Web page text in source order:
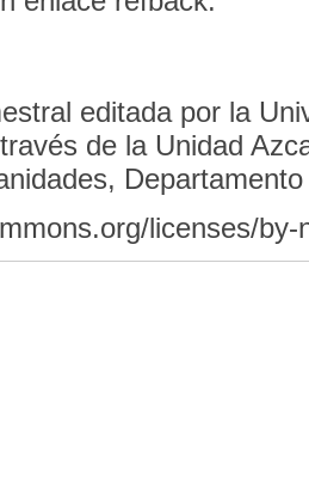
editada por la
de la Unidad
licenses/by-